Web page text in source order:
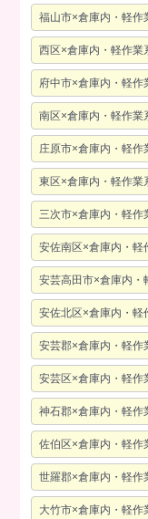
福山市×倉庫内・軽作
西区×倉庫内・軽作業
府中市×倉庫内・軽
南区×倉庫内・軽作業
庄原市×倉庫内・軽
東区×倉庫内・軽作業
三次市×倉庫内・軽作
安佐南区×倉庫内・軽
安芸高田市×倉庫内・
安佐北区×倉庫内・軽
安芸郡×倉庫内・軽作
安芸区×倉庫内・軽作
神石郡×倉庫内・軽作
佐伯区×倉庫内・軽作
世羅郡×倉庫内・軽作
大竹市×倉庫内・軽